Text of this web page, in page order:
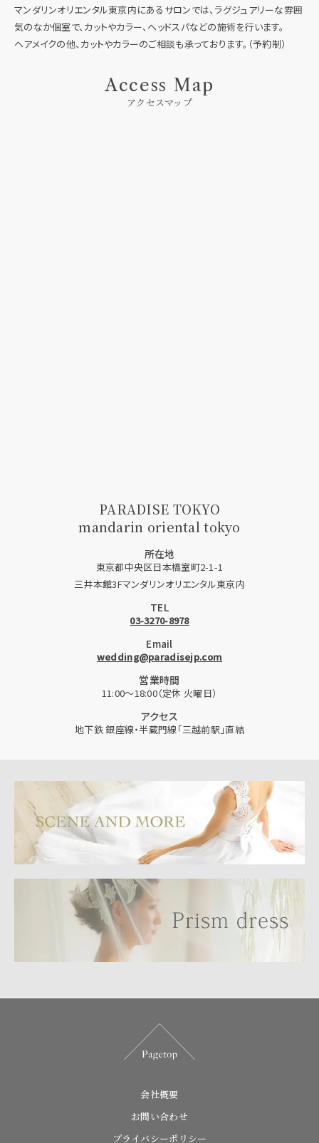
マンダリンオリエンタル東京内にあるサロンでは、ラグジュアリーな雰囲
気のなか個室で、カットやカラー、ヘッドスパなどの施術を行います。
ヘアメイクの他、カットやカラーのご相談も承っております。（予約制）
Access Map
アクセスマップ
PARADISE TOKYO
mandarin oriental tokyo
所在地
東京都中央区日本橋室町2-1-1
三井本館3Fマンダリンオリエンタル東京内
TEL
03-3270-8978
Email
wedding@paradisejp.com
営業時間
11:00〜18:00（定休 火曜日）
アクセス
地下鉄 銀座線・半蔵門線「三越前駅」直結
会社概要
お問い合わせ
プライバシーポリシー